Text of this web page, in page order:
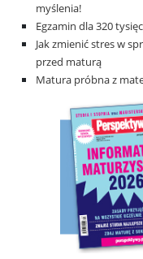
myślenia!
Egzamin dla 320
Jak zmienić stres w
przed maturą
Matura próbna z